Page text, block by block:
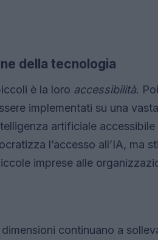
della tecnologia
è la loro accessibilità.
implementati su una
artificiale
l’accesso all’IA, ma
imprese alle
continuano a